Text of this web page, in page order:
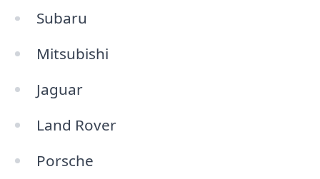
Subaru
Mitsubishi
Jaguar
Land Rover
Porsche